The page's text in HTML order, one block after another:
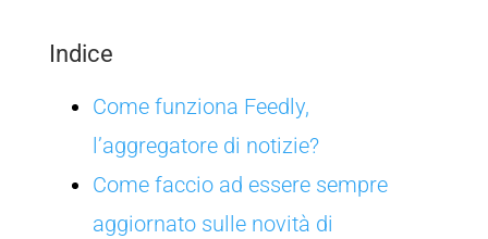
Indice
Come funziona Feedly,
l’aggregatore di notizie?
Come faccio ad essere sempre
aggiornato sulle novità di